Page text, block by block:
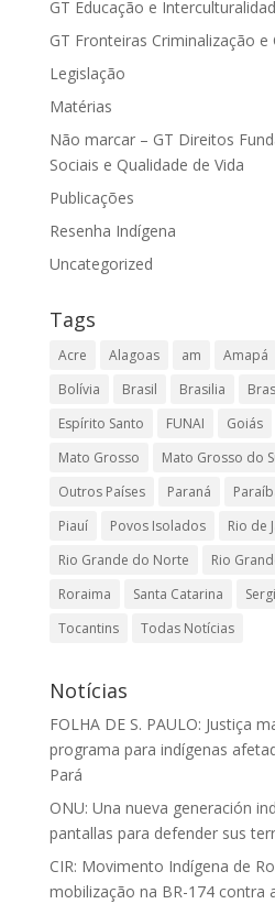
GT Educação e
GT Fronteiras Criminalização e
Legislação
Matérias
Não marcar – GT Direitos
Sociais e Qualidade de Vida
Publicações
Resenha Indígena
Uncategorized
Tags
Acre Alagoas am Amapá
Bolívia
Brasil Brasilia
Espírito Santo
FUNAI Goiás
Mato Grosso
Mato Grosso do
Outros Países
Paraná
Piauí
Povos Isolados
Rio de
Rio Grande do Norte
Rio
Roraima
Santa Catarina
Tocantins
Todas Notícias
Notícias
FOLHA DE S. PAULO: Justiça
programa para indígenas
Pará
ONU: Una nueva generación
pantallas para defender sus
CIR: Movimento Indígena de
mobilização na BR-174 contra